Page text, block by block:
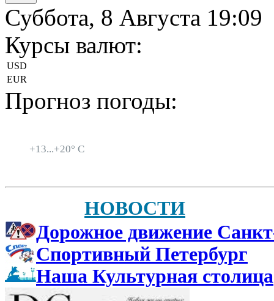
Суббота, 8 Августа 19:09
Курсы валют:
USD
EUR
Прогноз погоды:
+13...+20° C
НОВОСТИ
Дорожное движение
Спортивный Петербург
Наша Культурная столица